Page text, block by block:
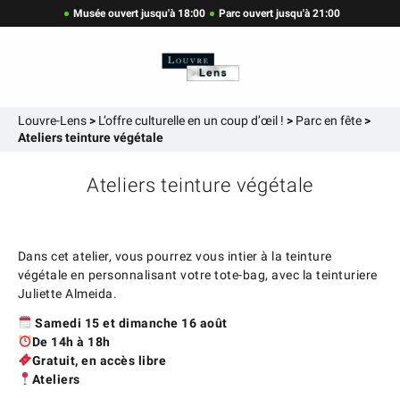
Musée ouvert jusqu'à 18:00 Parc ouvert jusqu'à 21:00
Louvre-Lens> L’offre culturelle en un coup d’œil ! > Parc en fête>
Ateliers teinture végétale
Ateliers teinture végétale
Dans cet atelier, vous pourrez vous intier à la teinture
végétale en personnalisant votre tote-bag, avec la teinturiere
Juliette Almeida.
Samedi 15 et dimanche 16 août
De 14h à 18h
Gratuit, en accès libre
Ateliers